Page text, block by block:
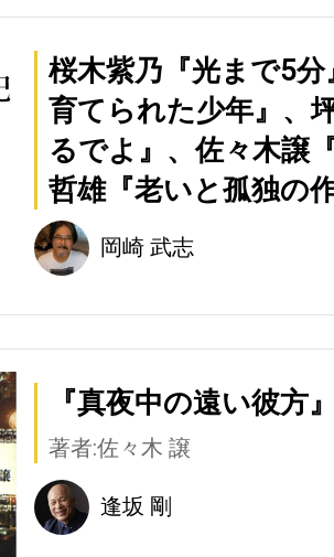
桜木紫乃『光まで5
育てられた少年』、
るでよ』、佐々木譲
哲雄『老いと孤独の
岡崎 武志
『真夜中の遠い彼方
著者:佐々木 譲
逢坂 剛